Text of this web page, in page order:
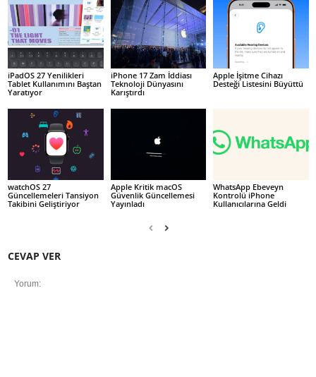
iPadOS 27 Yenilikleri
Tablet Kullanımını Baştan
Yaratıyor
iPhone 17 Zam İddiası
Teknoloji Dünyasını
Karıştırdı
Apple İşitme Cihazı
Desteği Listesini Büyüttü
watchOS 27
Güncellemeleri Tansiyon
Takibini Geliştiriyor
Apple Kritik macOS
Güvenlik Güncellemesi
Yayınladı
WhatsApp Ebeveyn
Kontrolü iPhone
Kullanıcılarına Geldi
CEVAP VER